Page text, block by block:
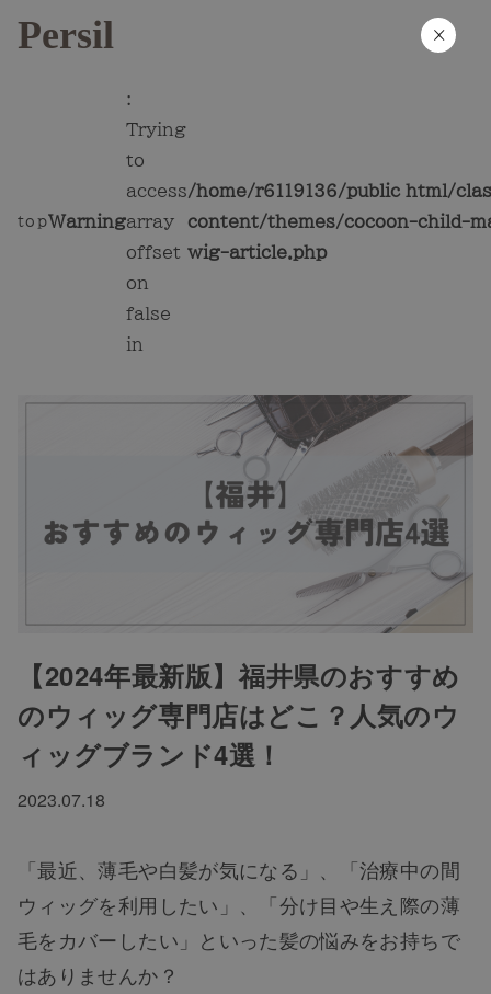
Persil
topWarning
:
Trying
to
access
array
offset
on
false
in
/home/r6119136/public_html/
content/themes/cocoon-child-
wig-article.php
【2024年最新版】福井県のおすすめ
のウィッグ専門店はどこ？人気のウ
ィッグブランド4選！
2023.07.18
「最近、薄毛や白髪が気になる」、「治療中の間
ウィッグを利用したい」、「分け目や生え際の薄
毛をカバーしたい」といった髪の悩みをお持ちで
はありませんか？
×